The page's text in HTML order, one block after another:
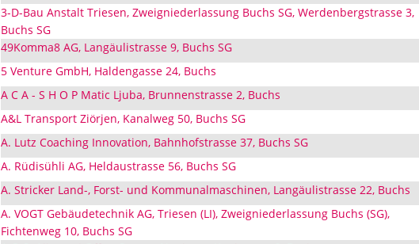
3-D-Bau Anstalt Triesen, Zweigniederlassung Buchs SG, Werdenbergstrasse 3,
Buchs SG
49Komma8 AG, Langäulistrasse 9, Buchs SG
5 Venture GmbH, Haldengasse 24, Buchs
A C A - S H O P Matic Ljuba, Brunnenstrasse 2, Buchs
A&L Transport Ziörjen, Kanalweg 50, Buchs SG
A. Lutz Coaching Innovation, Bahnhofstrasse 37, Buchs SG
A. Rüdisühli AG, Heldaustrasse 56, Buchs SG
A. Stricker Land-, Forst- und Kommunalmaschinen, Langäulistrasse 22, Buchs
A. VOGT Gebäudetechnik AG, Triesen (LI), Zweigniederlassung Buchs (SG),
Fichtenweg 10, Buchs SG